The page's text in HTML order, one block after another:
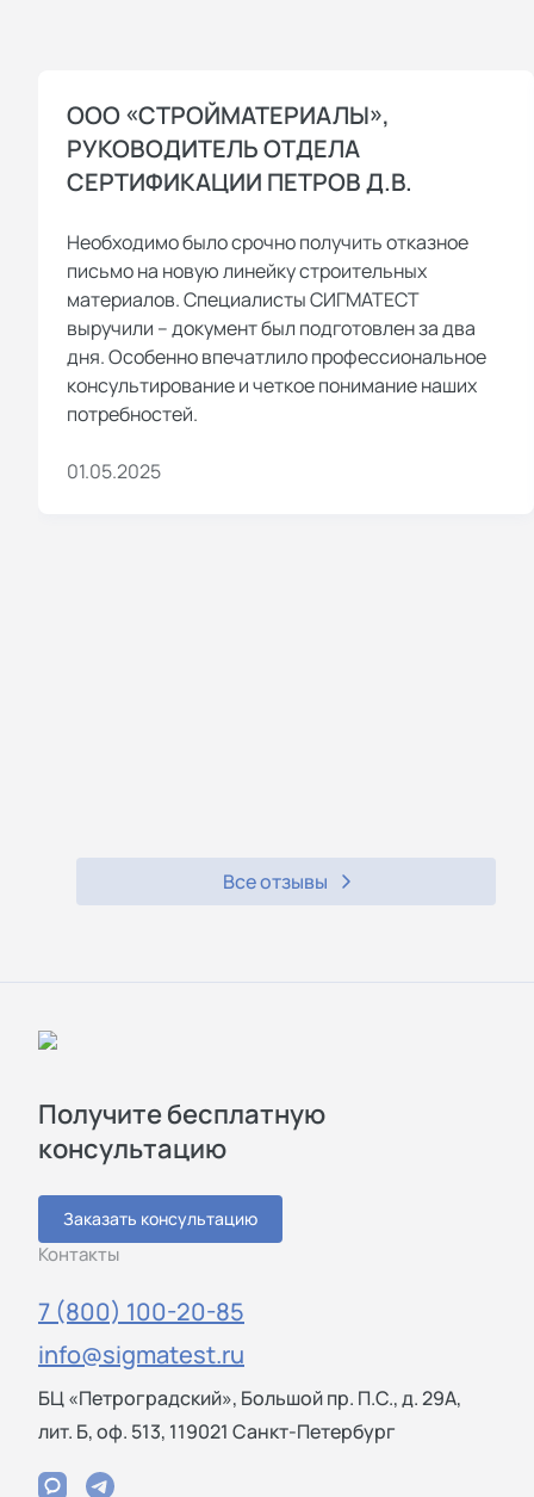
ООО «СТРОЙМАТЕРИАЛЫ»,
РУКОВОДИТЕЛЬ ОТДЕЛА
СЕРТИФИКАЦИИ ПЕТРОВ Д.В.
Необходимо было срочно получить отказное
письмо на новую линейку строительных
материалов. Специалисты СИГМАТЕСТ
выручили – документ был подготовлен за два
дня. Особенно впечатлило профессиональное
консультирование и четкое понимание наших
потребностей.
01.05.2025
Все отзывы
Получите бесплатную
консультацию
Заказать консультацию
Контакты
7 (800) 100-20-85
info@sigmatest.ru
БЦ «Петроградский», Большой пр. П.С., д. 29А,
лит. Б, оф. 513, 119021 Санкт-Петербург